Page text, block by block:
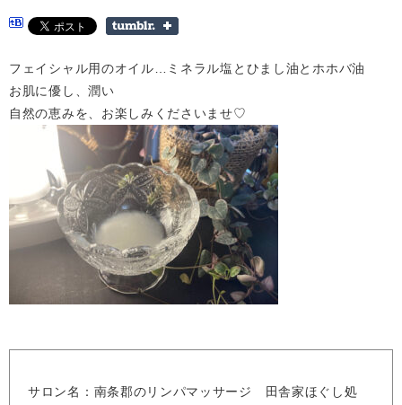
フェイシャル用のオイル…ミネラル塩とひまし油とホホバ油
お肌に優し、潤い
自然の恵みを、お楽しみくださいませ♡
サロン名：南条郡のリンパマッサージ 田舎家ほぐし処